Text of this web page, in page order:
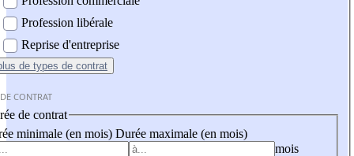
Profession libérale
Reprise d'entreprise
de types de contrat
CONTRAT
de contrat
minimale (en mois) Durée maximale (en mois)
mois